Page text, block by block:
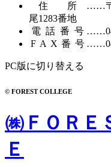
住所……〒
尾1283番地
電話番号……
FAX番号
PC版に切り替える
© FOREST COLLEGE
㈱ＦＯＲＥ
Ｅ